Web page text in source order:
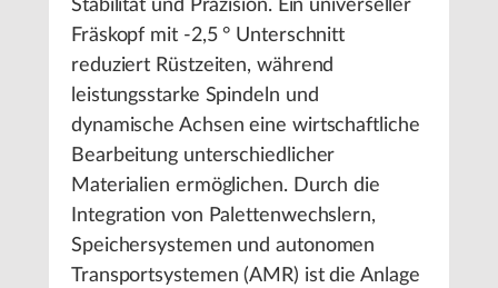
Stabilität und Präzision. Ein universeller
Fräskopf mit -2,5 ° Unterschnitt
reduziert Rüstzeiten, während
leistungsstarke Spindeln und
dynamische Achsen eine wirtschaftliche
Bearbeitung unterschiedlicher
Materialien ermöglichen. Durch die
Integration von Palettenwechslern,
Speichersystemen und autonomen
Transportsystemen (AMR) ist die Anlage